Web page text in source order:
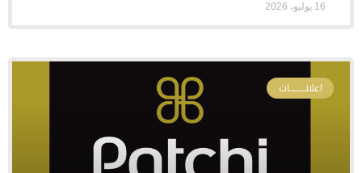
16 يوليو، 2026
اعلانـــــــات